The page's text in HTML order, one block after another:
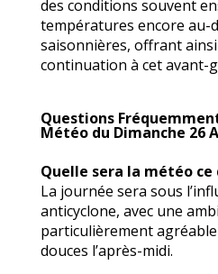
des conditions souvent
températures encore au-
saisonnières, offrant
continuation à cet avant-
Questions
Météo du Dimanche 26
Quelle sera la météo ce
La journée sera sous
anticyclone, avec une
particulièrement
douces l’après-midi.